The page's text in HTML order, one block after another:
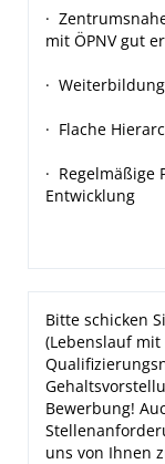
·
mit ÖPNV gut
·
· Flache
· Regelmäßige
Entwicklung
Bitte schicken
(Lebenslauf
Bewerbung!
uns von Ihnen